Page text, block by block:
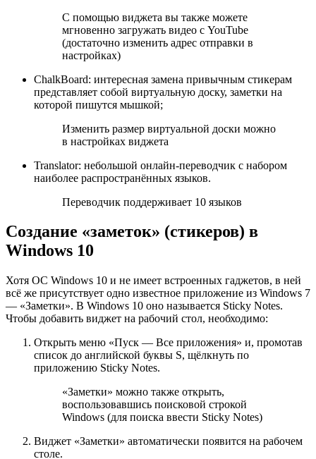
С помощью виджета вы также можете
мгновенно загружать видео с YouTube
(достаточно изменить адрес отправки в
настройках)
ChalkBoard: интересная замена привычным стикерам
представляет собой виртуальную доску, заметки на
которой пишутся мышкой;
Изменить размер виртуальной доски можно
в настройках виджета
Translator: небольшой онлайн-переводчик с набором
наиболее распространённых языков.
Переводчик поддерживает 10 языков
Создание «заметок» (стикеров) в
Windows 10
Хотя ОС Windows 10 и не имеет встроенных гаджетов, в ней
всё же присутствует одно известное приложение из Windows 7
— «Заметки». В Windows 10 оно называется Sticky Notes.
Чтобы добавить виджет на рабочий стол, необходимо:
Открыть меню «Пуск — Все приложения» и, промотав
список до английской буквы S, щёлкнуть по
приложению Sticky Notes.
«Заметки» можно также открыть,
воспользовавшись поисковой строкой
Windows (для поиска ввести Sticky Notes)
Виджет «Заметки» автоматически появится на рабочем
столе.